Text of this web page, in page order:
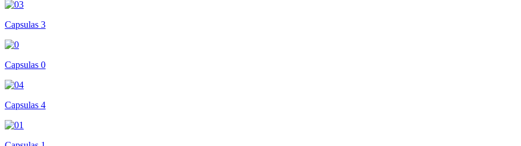
Capsulas 3
Capsulas 0
Capsulas 4